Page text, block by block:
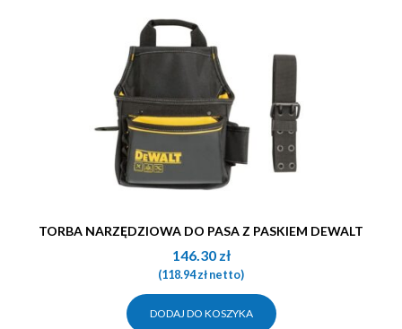
TORBA NARZĘDZIOWA DO PASA Z PASKIEM DEWALT
146.30 zł
(118.94złnetto)
DODAJ DO KOSZYKA